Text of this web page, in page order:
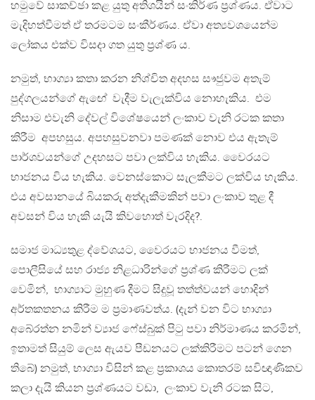
හමුවේ සාකච්ඡා කළ යුතු අතිශයින් සංකිර්ණ ප්‍රශ්ණය. ඒවාට
මැදිහත්වීමත් ඒ තරමටම සංකීර්ණය. ඒවා අත්‍යවශයෙන්ම
ලෝකය එක්ව විසදා ගත යුතු ප්‍රශ්ණ ය.
නමුත්, භාග්‍යා කතා කරන නිශ්චිත අදහස සෟජුවම අතැම්
පුද්ගලයන්ගේ ඇඟේ වැදීම වැලැක්විය නොහැකිය. එම
නිසාම එවැනි දේවල් විශේෂයෙන් ලංකාව වැනි රටක කතා
කිරීම අපහසුය. අපහසුවනවා පමණක් නොව එය ඇතැම්
පාර්ශවයන්ගේ උදහසට පවා ලක්විය හැකිය. වෛරයට
භාජනය විය හැකිය. වෙනස්කොට සැලකීමට ලක්විය හැකිය.
එය අවසානයේ බියකරු අත්දැකීමකින් පවා ලංකාව තුළ දී
අවසන් විය හැකි යැයි කිවහොත් වැරදිද?.
සමාජ මාධ්‍යතුළ ද්වේශයට, වෛරයට භාජනය වීමත්,
පොලීසියේ සහ රාජ්‍ය නිළධාරින්ගේ ප්‍රශ්ණ කිරීමට ලක්
වෙමින්, භාග්‍යාට මුහුණ දීමට සිදුවූ තත්ත්වයන් හොදින්
අර්තකතනය කිරීම ම ප්‍රමාණවත්ය. (දැන් වන විට භාග්‍යා
අබේරත්න නමින් ව්‍යාජ ෆේස්බුක් පිටු පවා නිර්මාණය කරමින්,
ඉතාමත් සියුම් ලෙස ඇයව පීඩනයට ලක්කිරීමට පටන් ගෙන
තිබේ) නමුත්, භාග්‍යා විසින් කළ ප්‍රකාශය කොතරම් සවිඥාණිකව
කලා දැයි කියන ප්‍රශ්ණයට වඩා, ලංකාව වැනි රටක සිට,